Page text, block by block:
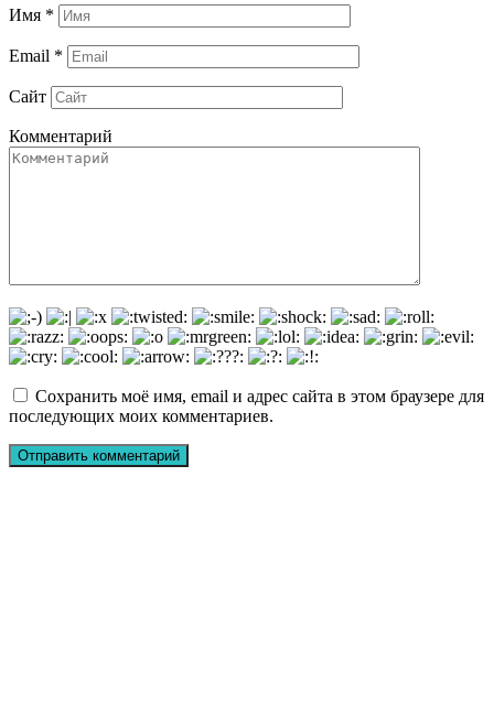
Имя *
Email *
Сайт
Комментарий
Сохранить моё имя, email и адрес сайта в этом браузере для
последующих моих комментариев.